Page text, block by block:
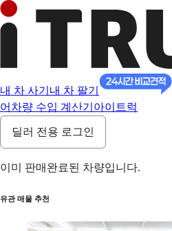
내 차 사기 내 차 팔기
어 차량 수입 계산기 아이트럭
딜러 전용 로그인
이미 판매완료된 차량입니다.
유관 매물 추천